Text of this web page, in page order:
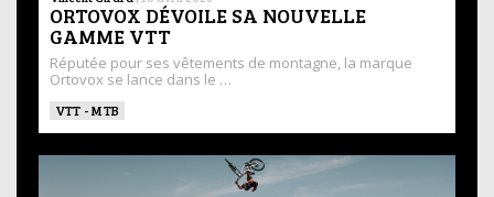
ORTOVOX DÉVOILE SA NOUVELLE
GAMME VTT
Réputée pour ses vêtements de montagne, la marque
Ortovox se lance dans le …
VTT - MTB